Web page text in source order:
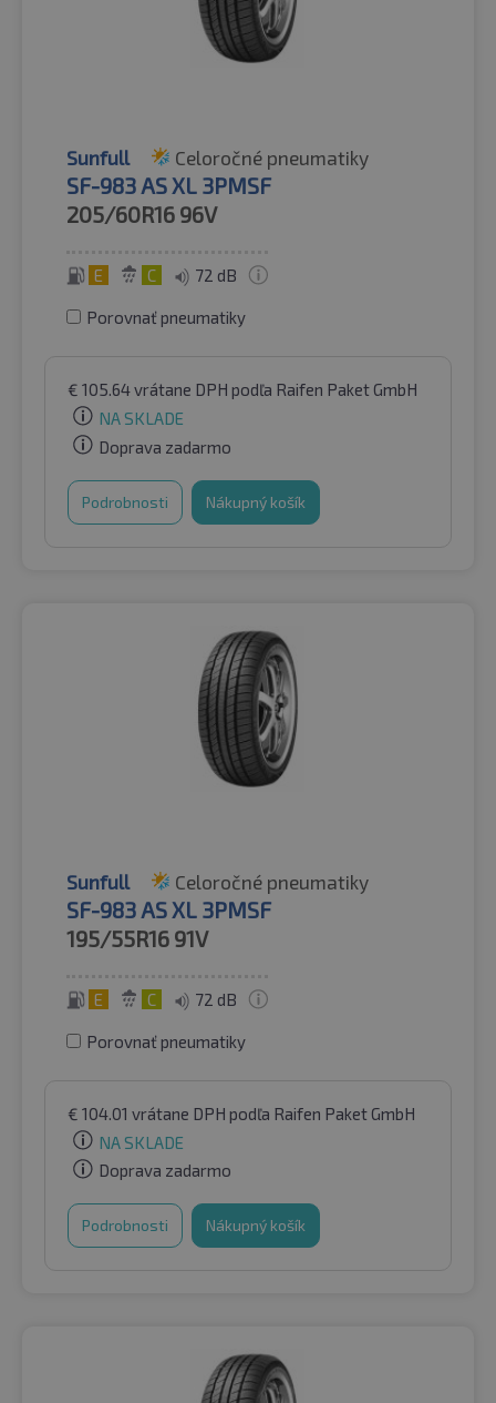
Sunfull Celoročné pneumatiky
SF-983 AS XL 3PMSF
205/60R16 96V
E C 72 dB
Porovnať pneumatiky
€ 105.64vrátane DPH podľa Raifen Paket GmbH
NA SKLADE
Doprava zadarmo
Podrobnosti Nákupný košík
Sunfull Celoročné pneumatiky
SF-983 AS XL 3PMSF
195/55R16 91V
E C 72 dB
Porovnať pneumatiky
€ 104.01 vrátane DPH podľa Raifen Paket GmbH
NA SKLADE
Doprava zadarmo
Podrobnosti Nákupný košík